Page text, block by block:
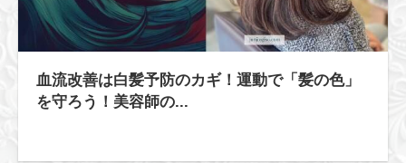
血流改善は白髪予防のカギ！運動で「髪の色」
を守ろう！美容師の...